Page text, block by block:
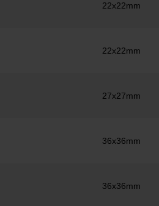
22x22mm
22x22mm
27x27mm
36x36mm
36x36mm